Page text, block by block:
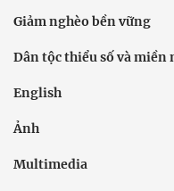
Giảm nghèo bền vững
Dân tộc thiểu số và miền
English
Ảnh
Multimedia